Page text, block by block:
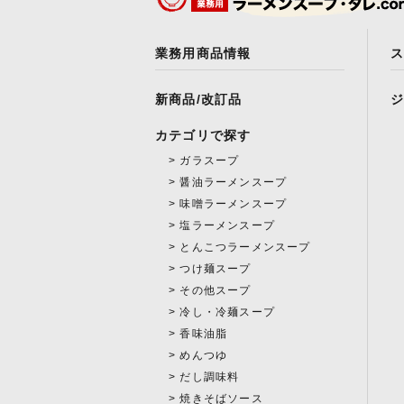
業務用商品情報
新商品/改訂品
カテゴリで探す
ガラスープ
醤油ラーメンスープ
味噌ラーメンスープ
塩ラーメンスープ
とんこつラーメンスープ
つけ麺スープ
その他スープ
冷し・冷麺スープ
香味油脂
めんつゆ
だし調味料
焼きそばソース